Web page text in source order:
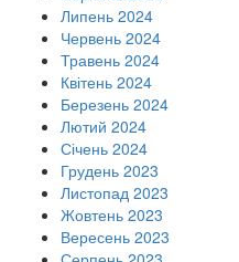
Липень 2024
Червень 2024
Травень 2024
Квітень 2024
Березень 2024
Лютий 2024
Січень 2024
Грудень 2023
Листопад 2023
Жовтень 2023
Вересень 2023